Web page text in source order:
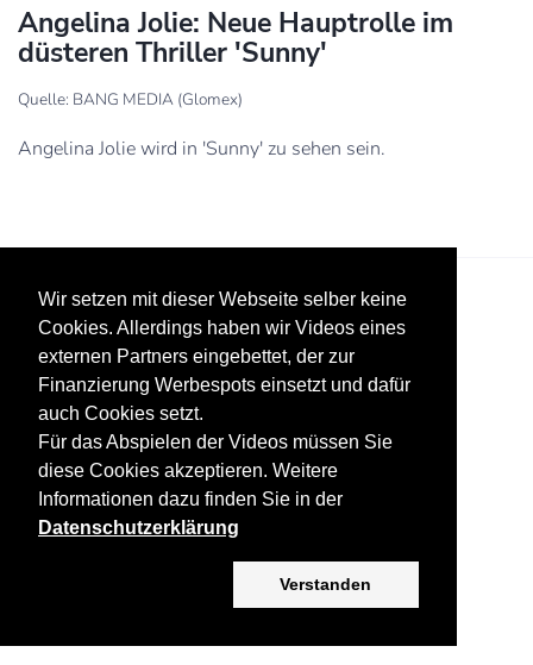
Wir setzen mit dieser Webseite selber keine
Cookies. Allerdings haben wir Videos eines
externen Partners eingebettet, der zur
Finanzierung Werbespots einsetzt und dafür
auch Cookies setzt.
Für das Abspielen der Videos müssen Sie
diese Cookies akzeptieren. Weitere
Informationen dazu finden Sie in der
Datenschutzerklärung
Verstanden
Angelina Jolie: Neue Hauptrolle im
düsteren Thriller 'Sunny'
Quelle: BANG MEDIA (Glomex)
Angelina Jolie wird in 'Sunny' zu sehen sein.
Datenschutz Werbung Impressum
Copyright © 2026 KV-GmbH